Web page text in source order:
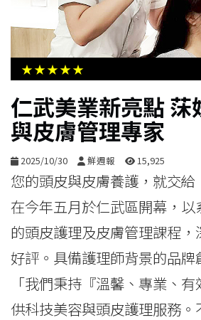
生
活
合
影
音
購
物
★★★★★
仁武美業新亮點 莯
與皮膚管理專家
2025/10/30 鮮週報 15,925
您的頭皮與皮膚養護，就交
在今年五月於仁武區開幕，
的頭皮護理及皮膚管理課程，
好評。具備護理師背景的品牌
「我們秉持『溫馨、專業、
供科技美容與頭皮護理服務